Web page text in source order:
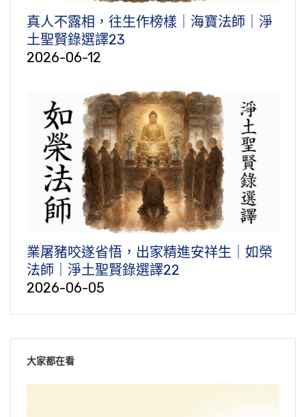
真人不露相，往生作榜樣｜海寶法師｜淨
土聖賢錄選譯23
2026-06-12
業屠豬咬遂省悟，出家精進安祥生｜如榮
法師｜淨土聖賢錄選譯22
2026-06-05
大家都在看